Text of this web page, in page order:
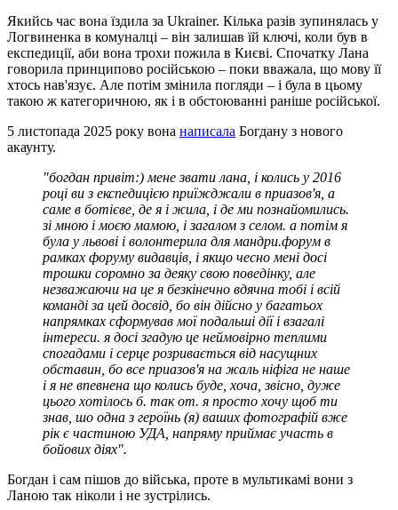
Якийсь час вона їздила за Ukrainer. Кілька разів зупинялась у
Логвиненка в комуналці – він залишав їй ключі, коли був в
експедиції, аби вона трохи пожила в Києві. Спочатку Лана
говорила принципово російською – поки вважала, що мову її
хтось нав'язує. Але потім змінила погляди – і була в цьому
такою ж категоричною, як і в обстоюванні раніше російської.
5 листопада 2025 року вона написала Богдану з нового
акаунту.
"богдан привіт:) мене звати лана, і колись у 2016
році ви з експедицією приїжджали в приазов'я, а
саме в ботієве, де я і жила, і де ми познайомились.
зі мною і моєю мамою, і загалом з селом. а потім я
була у львові і волонтерила для мандри.форум в
рамках форуму видавців, і якщо чесно мені досі
трошки соромно за деяку свою поведінку, але
незважаючи на це я безкінечно вдячна тобі і всій
команді за цей досвід, бо він дійсно у багатьох
напрямках сформував мої подальші дії і взагалі
інтереси. я досі згадую це неймовірно теплими
спогадами і серце розривається від насущних
обставин, бо все приазов'я на жаль ніфіга не наше
і я не впевнена що колись буде, хоча, звісно, дуже
цього хотілось б. так от. я просто хочу щоб ти
знав, шо одна з героїнь (я) ваших фотографій вже
рік є частиною УДА, напряму приймає участь в
бойових діях".
Богдан і сам пішов до війська, проте в мультикамі вони з
Ланою так ніколи і не зустрілись.